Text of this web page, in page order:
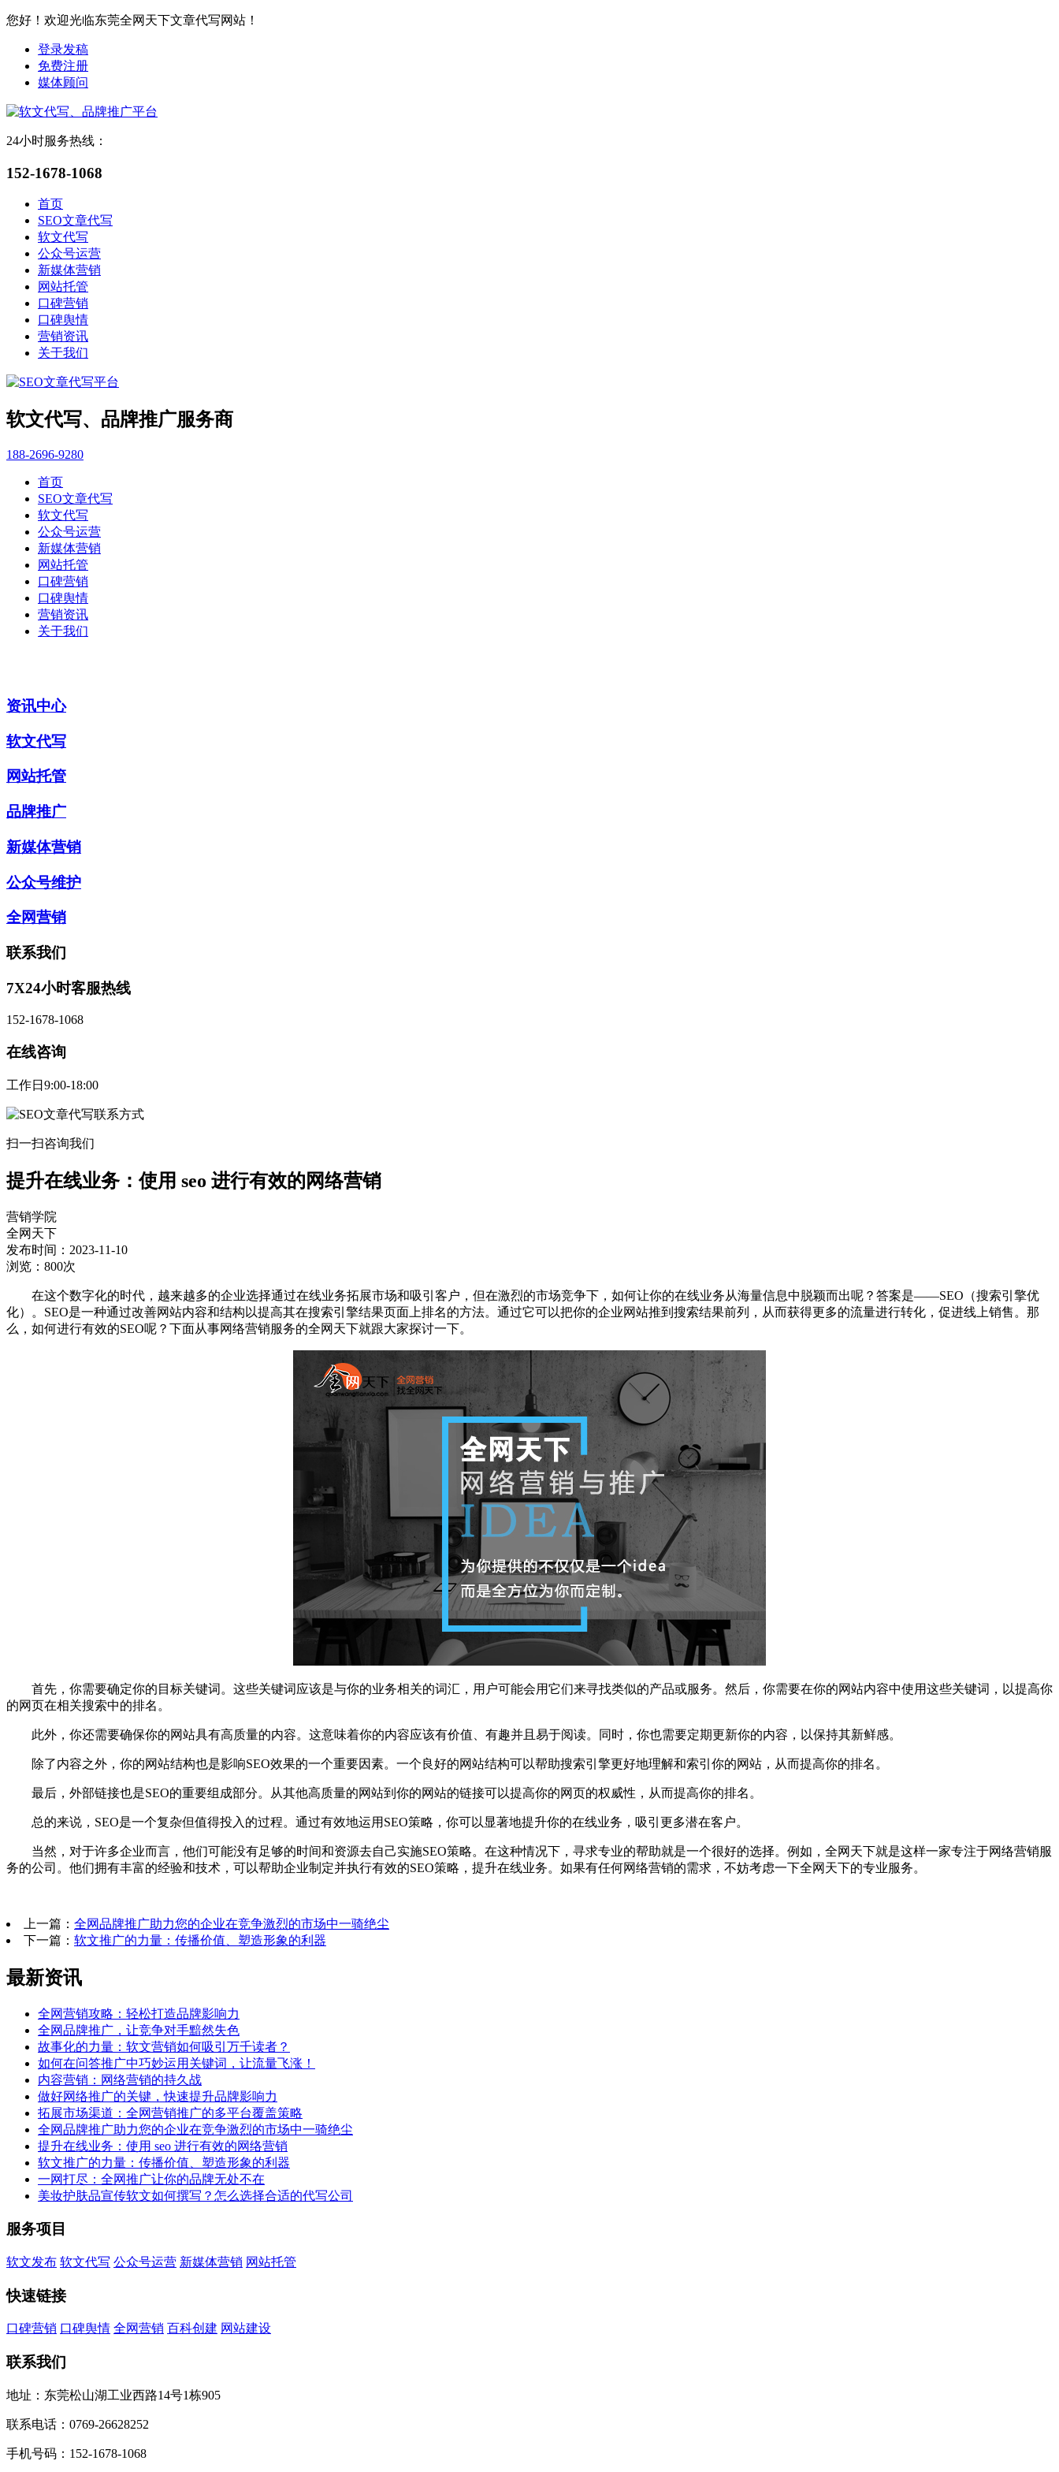
您好！欢迎光临东莞全网天下文章代写网站！
登录发稿
免费注册
媒体顾问
24小时服务热线：
152-1678-1068
首页
SEO文章代写
软文代写
公众号运营
新媒体营销
网站托管
口碑营销
口碑舆情
营销资讯
关于我们
软文代写、品牌推广服务商
188-2696-9280
首页
SEO文章代写
软文代写
公众号运营
新媒体营销
网站托管
口碑营销
口碑舆情
营销资讯
关于我们
资讯中心
软文代写
网站托管
品牌推广
新媒体营销
公众号维护
全网营销
联系我们
7X24小时客服热线
152-1678-1068
在线咨询
工作日9:00-18:00
扫一扫咨询我们
提升在线业务：使用 seo 进行有效的网络营销
营销学院
全网天下
发布时间：2023-11-10
浏览：800次
在这个数字化的时代，越来越多的企业选择通过在线业务拓展市场和吸引客户，但在激烈的市场竞争下，如何让你的在线业务从海量信息中脱颖而出呢？答案是——SEO（搜索引擎优
化）。SEO是一种通过改善网站内容和结构以提高其在搜索引擎结果页面上排名的方法。通过它可以把你的企业网站推到搜索结果前列，从而获得更多的流量进行转化，促进线上销售。那
么，如何进行有效的SEO呢？下面从事网络营销服务的全网天下就跟大家探讨一下。
首先，你需要确定你的目标关键词。这些关键词应该是与你的业务相关的词汇，用户可能会用它们来寻找类似的产品或服务。然后，你需要在你的网站内容中使用这些关键词，以提高你
的网页在相关搜索中的排名。
此外，你还需要确保你的网站具有高质量的内容。这意味着你的内容应该有价值、有趣并且易于阅读。同时，你也需要定期更新你的内容，以保持其新鲜感。
除了内容之外，你的网站结构也是影响SEO效果的一个重要因素。一个良好的网站结构可以帮助搜索引擎更好地理解和索引你的网站，从而提高你的排名。
最后，外部链接也是SEO的重要组成部分。从其他高质量的网站到你的网站的链接可以提高你的网页的权威性，从而提高你的排名。
总的来说，SEO是一个复杂但值得投入的过程。通过有效地运用SEO策略，你可以显著地提升你的在线业务，吸引更多潜在客户。
当然，对于许多企业而言，他们可能没有足够的时间和资源去自己实施SEO策略。在这种情况下，寻求专业的帮助就是一个很好的选择。例如，全网天下就是这样一家专注于网络营销服
务的公司。他们拥有丰富的经验和技术，可以帮助企业制定并执行有效的SEO策略，提升在线业务。如果有任何网络营销的需求，不妨考虑一下全网天下的专业服务。
上一篇： 全网品牌推广助力您的企业在竞争激烈的市场中一骑绝尘
下一篇： 软文推广的力量：传播价值、塑造形象的利器
最新资讯
全网营销攻略：轻松打造品牌影响力
全网品牌推广，让竞争对手黯然失色
故事化的力量：软文营销如何吸引万千读者？
如何在问答推广中巧妙运用关键词，让流量飞涨！
内容营销：网络营销的持久战
做好网络推广的关键，快速提升品牌影响力
拓展市场渠道：全网营销推广的多平台覆盖策略
全网品牌推广助力您的企业在竞争激烈的市场中一骑绝尘
提升在线业务：使用 seo 进行有效的网络营销
软文推广的力量：传播价值、塑造形象的利器
一网打尽：全网推广让你的品牌无处不在
美妆护肤品宣传软文如何撰写？怎么选择合适的代写公司
服务项目
软文发布 软文代写 公众号运营 新媒体营销 网站托管
快速链接
口碑营销 口碑舆情 全网营销 百科创建 网站建设
联系我们
地址：东莞松山湖工业西路14号1栋905
联系电话：0769-26628252
手机号码：152-1678-1068